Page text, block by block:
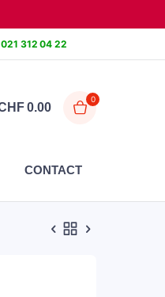
021 312 04 22
0.00
0
CONTACT